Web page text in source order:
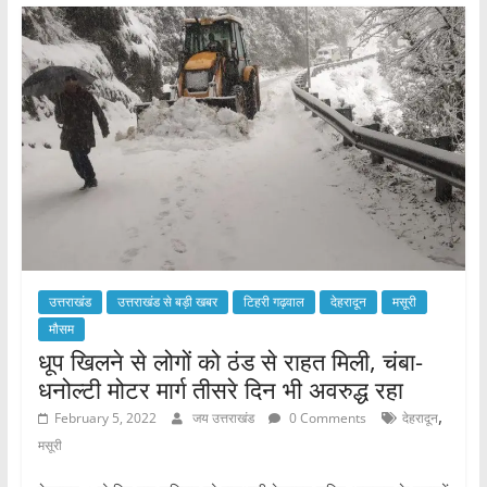
b
o
o
k
A
p
p
उत्तराखंड उत्तराखंड से बड़ी खबर टिहरी गढ़वाल देहरादून
मसूरी
मौसम
धूप खिलने से लोगों को ठंड से राहत मिली, चंबा-
धनोल्टी मोटर मार्ग तीसरे दिन भी अवरुद्ध रहा
February 5, 2022 जय उत्तराखंड 0 Comments देहरादून,
मसूरी